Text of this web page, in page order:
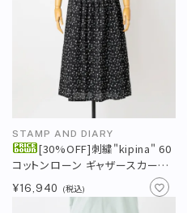
Instagram
STAMP AND DIARY
[30%OFF]刺繍"kipina" 60
コットンローン ギャザースカート
82cm丈
¥16,940 (税込)